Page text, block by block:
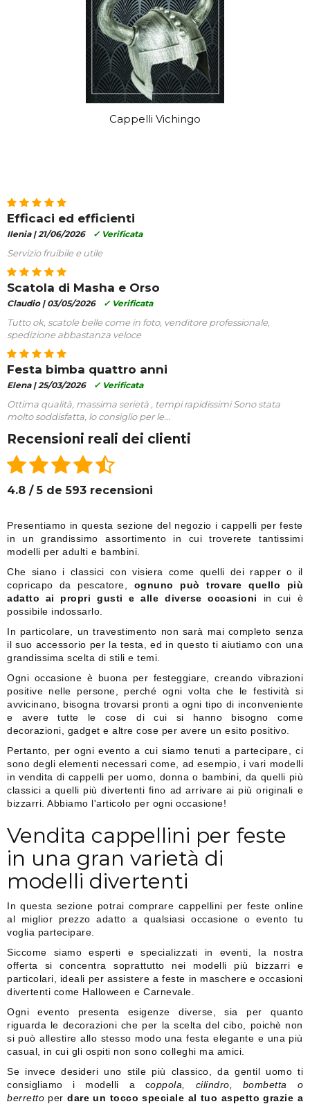
Cappelli Vichingo
Efficaci ed efficienti
Ilenia |21/06/2026 ✓ Verificata
Servizio fruibile e utile
Scatola di Masha e Orso
Claudio | 03/05/2026 ✓ Verificata
Tutto ok, scatole belle come in foto, venditore professionale,
spedizione abbastanza veloce
Festa bimba quattro anni
Elena |25/03/2026 ✓ Verificata
Ottima qualità, massima serietà , tempi rapidissimi Sono stata
molto soddisfatta, lo consiglio per le...
Recensioni reali dei clienti
4.8 / 5 de 593 recensioni
Presentiamo in questa sezione del negozio i cappelli per feste
in un grandissimo assortimento in cui troverete tantissimi
modelli per adulti e bambini.
Che siano i classici con visiera come quelli dei rapper o il
copricapo da pescatore, ognuno può trovare quello più
adatto ai propri gusti e alle diverse occasioni
in cui è
possibile indossarlo.
In particolare, un travestimento non sarà mai completo senza
il suo accessorio per la testa, ed in questo ti aiutiamo con una
grandissima scelta di stili e temi.
Ogni occasione è buona per festeggiare, creando vibrazioni
positive nelle persone, perché ogni volta che le festività si
avvicinano, bisogna trovarsi pronti a ogni tipo di inconveniente
e avere tutte le cose di cui si hanno bisogno come
decorazioni, gadget e altre cose per avere un esito positivo.
Pertanto, per ogni evento a cui siamo tenuti a partecipare, ci
sono degli elementi necessari come, ad esempio, i vari modelli
in vendita di cappelli per uomo, donna o bambini, da quelli più
classici a quelli più divertenti fino ad arrivare ai più originali e
bizzarri. Abbiamo l'articolo per ogni occasione!
Vendita cappellini per feste
in una gran varietà di
modelli divertenti
In questa sezione potrai comprare cappellini per feste online
al miglior prezzo adatto a qualsiasi occasione o evento tu
voglia partecipare.
Siccome siamo esperti e specializzati in eventi, la nostra
offerta si concentra soprattutto nei modelli più bizzarri e
particolari, ideali per assistere a feste in maschere e occasioni
divertenti come Halloween e Carnevale.
Ogni evento presenta esigenze diverse, sia per quanto
riguarda le decorazioni che per la scelta del cibo, poichè non
si può allestire allo stesso modo una festa elegante e una più
casual, in cui gli ospiti non sono colleghi ma amici.
Se invece desideri uno stile più classico, da gentil uomo ti
consigliamo i modelli a coppola, cilindro, bombetta o
berretto per dare un tocco speciale al tuo aspetto grazie a